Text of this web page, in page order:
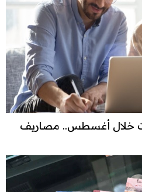
خلال أغسطس.. مصاريف